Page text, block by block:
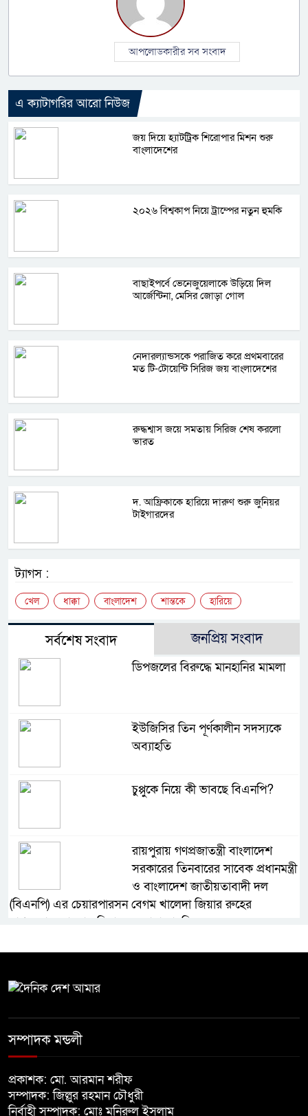
আপলোডকারীর সব সংবাদ
এ ক্যাটাগরির আরো নিউজ
জয় দিয়ে হ্যাটট্রিক শিরোপার মিশন শুরু
বাংলাদেশের
২০২৬ বিশ্বকাপ নিয়ে ট্রাম্পের নতুন হুমকি
বাছাইপর্বে ভেনেজুয়েলাকে উড়িয়ে দিল
আর্জেন্টিনা, মেসির জোড়া গোল
নেদারল্যান্ডসকে পরাজিত করে প্রথমবারের
মত টি-টোয়েন্টি সিরিজ জয় বাংলাদেশের
রুদ্ধশ্বাস জয়ে সমতায় সিরিজ শেষ করলো
ভারত
দ. আফ্রিকাকে হারিয়ে দারুণ শুরু জুনিয়র
টাইগারদের
ট্যাগস :
খেল ধাক্কা বাংলাদেশ শান্তকে হারিয়ে
সর্বশেষ সংবাদ জনপ্রিয় সংবাদ
ডিপজলের বিরুদ্ধে মানহানির মামলা
ইউজিসির তিন পূর্ণকালীন সদস্যকে
অব্যাহতি
চুপ্পুকে নিয়ে কী ভাবছে বিএনপি?
রায়পুরায় গণপ্রজাতন্ত্রী বাংলাদেশ
সরকারের তিনবারের সাবেক প্রধানমন্ত্রী
ও বাংলাদেশ জাতীয়তাবাদী দল
(বিএনপি) এর চেয়ারপারসন বেগম খালেদা জিয়ার রুহের
মাগফেরাত কামনায় মিলাদ ও দোয়া মাহফিল
নির্বাচনের আগেই ফিরতে মরিয়া
বিজয় দিবসের আগের রাতে বীর
মুক্তিযোদ্ধার কবরের ওপর আগুন
সম্পাদক মন্ডলী
প্রকাশক: মো. আরমান শরীফ
সম্পাদক: জিল্লুর রহমান চৌধুরী
নির্বাহী সম্পাদক: মোঃ মনিরুল ইসলাম